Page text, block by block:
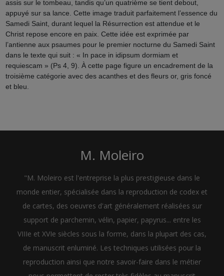
assis sur le tombeau, tandis qu’un quatrième se tient debout,
appuyé sur sa lance. Cette image traduit parfaitement l’essence du
Samedi Saint, durant lequel la Résurrection est attendue et le
Christ repose encore en paix. Cette idée est exprimée par
l’antienne aux psaumes pour le premier nocturne du Samedi Saint
dans le texte qui suit : « In pace in idipsum dormiam et
requiescam » (Ps 4, 9). À cette page figure un encadrement de la
troisième catégorie avec des acanthes et des fleurs or, gris foncé
et bleu.
M. Moleiro
"M. Moleiro est l'entreprise la plus prestigieuse dans le
monde entier, spécialisée dans la reproduction de codex et
de cartes, des oeuvres d'art généralement réalisées sur
support de parchemin, vélin, papier, papyrus... entre les
VIIIe et XVIe siècles sous la forme, dans la plupart des cas,
de manuscrit enluminé. Les techniques utilisées pour la
reproduction ainsi que notre savoir-faire dans le métier